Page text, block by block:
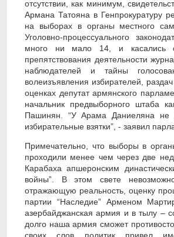
отсутствии, как минимум,
Армана Татояна в Генпрокуратуру
на выборах в органы местного
Уголовно-процессуального
много ни мало 14, и касались
препятствования деятельности
наблюдателей и тайны
волеизъявления избирателей,
оценках депутат армянского
начальник предвыборного штаба
Пашинян. “У Арама Даниеляна не
избирательные взятки”, - заявил
Примечательно, что выборы в
проходили менее чем через две
Карабаха апшеронским
войны”. В этом свете
отражающую реальность, оценку
партии “Наследие” Арменом
азербайджанская армия и в тылу –
долго наша армия сможет